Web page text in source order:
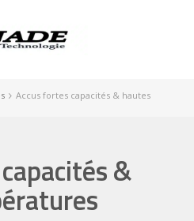
Accus fortes capacités & hautes
&